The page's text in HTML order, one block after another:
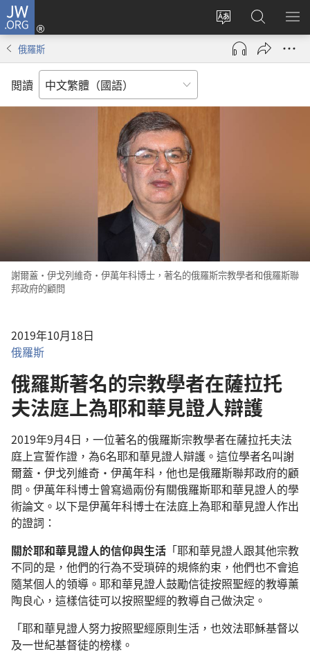
JW.ORG
更
改
網
言
登
入
（開
窗）
搜
尋
JW.ORG
顯
俄羅斯
閲讀
謝爾蓋·伊戈列維奇·伊萬年科博士，著名的俄羅斯宗教學者和俄羅斯聯
邦政府的顧問
2019年10月18日
俄羅斯
俄羅斯著名的宗教學者在薩拉托
夫法庭上為耶和華見證人辯護
2019年9月4日，一位著名的俄羅斯宗教學者在薩拉托夫法
庭上宣誓作證，為6名耶和華見證人辯護。這位學者名叫謝
爾蓋·伊戈列維奇·伊萬年科，他也是俄羅斯聯邦政府的顧
問。伊萬年科博士曾寫過兩份有關俄羅斯耶和華見證人的學
術論文。以下是伊萬年科博士在法庭上為耶和華見證人作出
的證詞：
關於耶和華見證人的信仰與生活 「耶和華見證人跟其他宗教
不同的是，他們的行為不受瑣碎的規條約束，他們也不會追
隨某個人的領導。耶和華見證人鼓勵信徒按照聖經的教導薰
陶良心，這樣信徒可以按照聖經的教導自己做決定。
「耶和華見證人努力按照聖經原則生活，也效法耶穌基督以
及一世紀基督徒的榜樣。